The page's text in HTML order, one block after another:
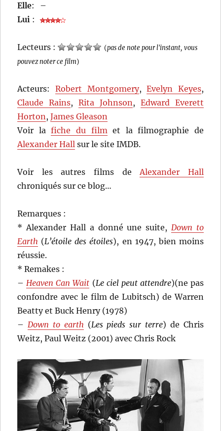
Elle:
–
Lui :
Lecteurs : (pas de note pour l'instant, vous
pouvez noter ce film)
Acteurs: Robert Montgomery,Evelyn Keyes,
Claude Rains,Rita Johnson, Edward Everett
Horton,James Gleason
Voir lafiche du filmet la filmographie de
Alexander Hall sur le site IMDB.
Voir les autres films deAlexander Hall
chroniqués sur ce blog…
Remarques :
* Alexander Hall a donné une suite, Down to
Earth (L’étoile des étoiles), en 1947, bien moins
réussie.
* Remakes :
–Heaven Can Wait (Le ciel peut attendre)(ne pas
confondre avec le film de Lubitsch) de Warren
Beatty et Buck Henry (1978)
–Down to earth (Les pieds sur terre) de Chris
Weitz, Paul Weitz (2001) avec Chris Rock